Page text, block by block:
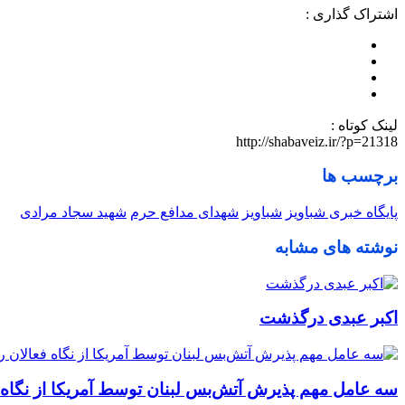
اشتراک گذاری :
لینک کوتاه :
http://shabaveiz.ir/?p=21318
برچسب ها
پایگاه خبری شباویز شباویز شهدای مدافع حرم شهید سجاد مرادی
نوشته های مشابه
اکبر عبدی درگذشت
سه عامل مهم پذیرش آتش‌بس لبنان توسط آمریکا از نگاه